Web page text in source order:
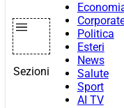
Sezioni
Politica
Esteri
News
Salute
Sport
AI TV